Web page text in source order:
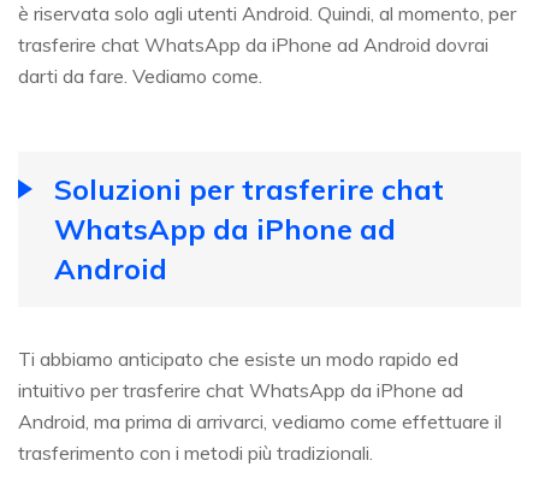
è riservata solo agli utenti Android. Quindi, al momento, per
trasferire chat WhatsApp da iPhone ad Android dovrai
darti da fare. Vediamo come.
Soluzioni per trasferire chat
WhatsApp da iPhone ad
Android
Ti abbiamo anticipato che esiste un modo rapido ed
intuitivo per trasferire chat WhatsApp da iPhone ad
Android, ma prima di arrivarci, vediamo come effettuare il
trasferimento con i metodi più tradizionali.